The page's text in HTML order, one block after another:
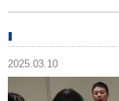
2025.03.10